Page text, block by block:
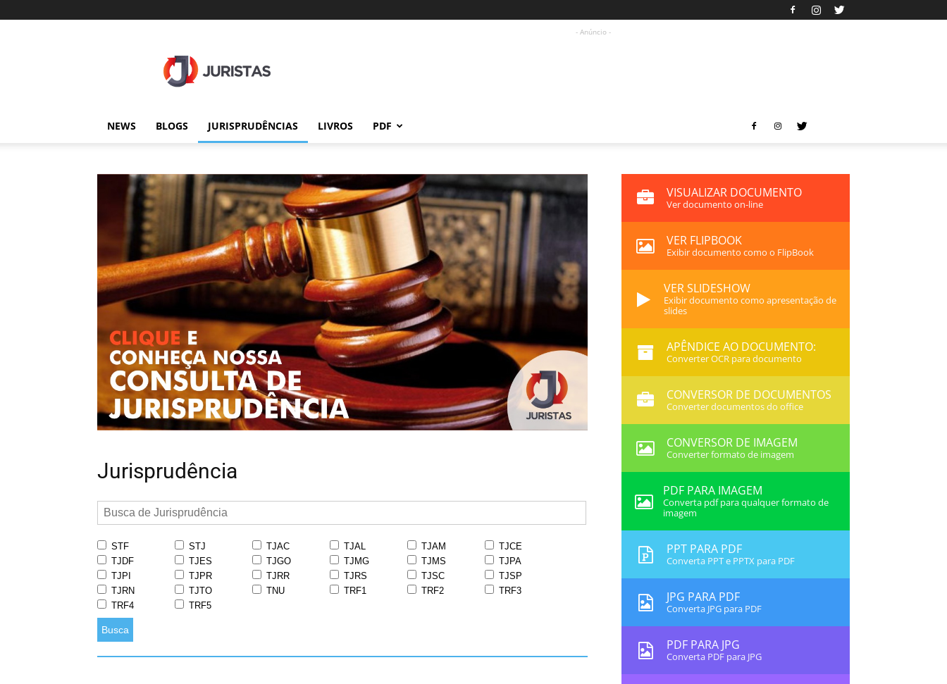
- Anúncio -
NEWS BLOGS JURISPRUDÊNCIAS LIVROS PDF
Jurisprudência
STF STJ TJAC TJAL TJAM
TJCE
TJDF
TJES TJGO TJMG TJMS
TJPA
TJPI
TJPR TJRR TJRS TJSC
TJSP
TJRN
TJTO TNU TRF1 TRF2
TRF3
TRF4
TRF5
Busca
VISUALIZAR DOCUMENTO
Ver documento on-line
VER FLIPBOOK
Exibir documento como o FlipBook
VER SLIDESHOW
Exibir documento como apresentação de
slides
APÊNDICE AO DOCUMENTO:
Converter OCR para documento
CONVERSOR DE DOCUMENTOS
Converter documentos do office
CONVERSOR DE IMAGEM
Converter formato de imagem
PDF PARA IMAGEM
Converta pdf para qualquer formato de
imagem
PPT PARA PDF
Converta PPT e PPTX para PDF
JPG PARA PDF
Converta JPG para PDF
PDF PARA JPG
Converta PDF para JPG